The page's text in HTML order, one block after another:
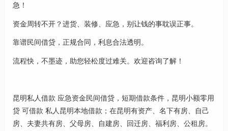
急！
资金周转不开？进货、装修、应急，别让钱的事耽误正事。
靠谱民间借贷，正规合同，利息合法透明。
流程快，不墨迹，助您轻松度过难关。欢迎咨询了解！
昆明私人借款 应急资金民间借贷，短期借款条件，昆明小额零用
贷 可借款 私人昆明本地借款；在昆明有资产、名下有房、自己
房、夫妻共有房、父母房、自建房、回迁房、福利房、公租房。